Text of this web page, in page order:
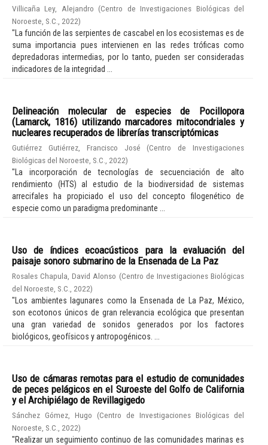
Villicaña Ley, Alejandro (Centro de Investigaciones Biológicas del
Noroeste, S.C.
2022)
"La función de las serpientes de cascabel en los ecosistemas es de
suma importancia pues intervienen en las redes tróficas como
depredadoras intermedias, por lo tanto, pueden ser consideradas
indicadores de la integridad ...
Delineación molecular de especies de Pocillopora
(Lamarck, 1816) utilizando marcadores mitocondriales y
nucleares recuperados de librerías transcriptómicas
Gutiérrez Gutiérrez, Francisco José (Centro de Investigaciones
Biológicas del Noroeste, S.C.
2022)
"La incorporación de tecnologías de secuenciación de alto
rendimiento (HTS) al estudio de la biodiversidad de sistemas
arrecifales ha propiciado el uso del concepto filogenético de
especie como un paradigma predominante ...
Uso de índices ecoacústicos para la evaluación del
paisaje sonoro submarino de la Ensenada de La Paz
Rosales Chapula, David Alonso (Centro de Investigaciones Biológicas
del Noroeste, S.C.
2022)
"Los ambientes lagunares como la Ensenada de La Paz, México,
son ecotonos únicos de gran relevancia ecológica que presentan
una gran variedad de sonidos generados por los factores
biológicos, geofísicos y antropogénicos. ...
Uso de cámaras remotas para el estudio de comunidades
de peces pelágicos en el Suroeste del Golfo de California
y el Archipiélago de Revillagigedo
Sánchez Gómez, Hugo (Centro de Investigaciones Biológicas del
Noroeste, S.C.
2022)
"Realizar un seguimiento continuo de las comunidades marinas es